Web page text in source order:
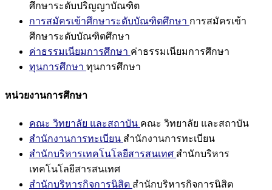
ศึกษาระดับปริญญาบัณฑิต
การสมัครเข้าศึกษาระดับบัณฑิตศึกษา การสมัครเข้า
ศึกษาระดับบัณฑิตศึกษา
ค่าธรรมเนียมการศึกษา ค่าธรรมเนียมการศึกษา
ทุนการศึกษา ทุนการศึกษา
หน่วยงานการศึกษา
คณะ วิทยาลัย และสถาบัน คณะ วิทยาลัย และสถาบัน
สำนักงานการทะเบียน สำนักงานการทะเบียน
สำนักบริหารเทคโนโลยีสารสนเทศ สำนักบริหาร
เทคโนโลยีสารสนเทศ
สำนักบริหารกิจการนิสิต สำนักบริหารกิจการนิสิต